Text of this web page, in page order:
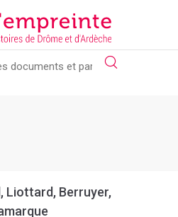
=> D687 )
styling
Liottard, Berruyer,